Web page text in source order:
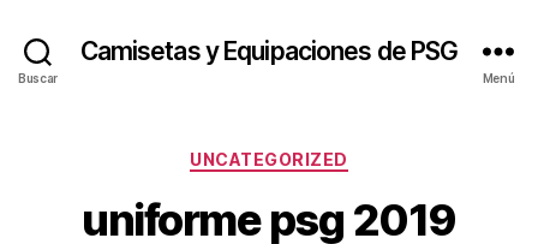
Buscar
Camisetas y Equipaciones de PSG
Menú
Categorías
UNCATEGORIZED
uniforme psg 2019